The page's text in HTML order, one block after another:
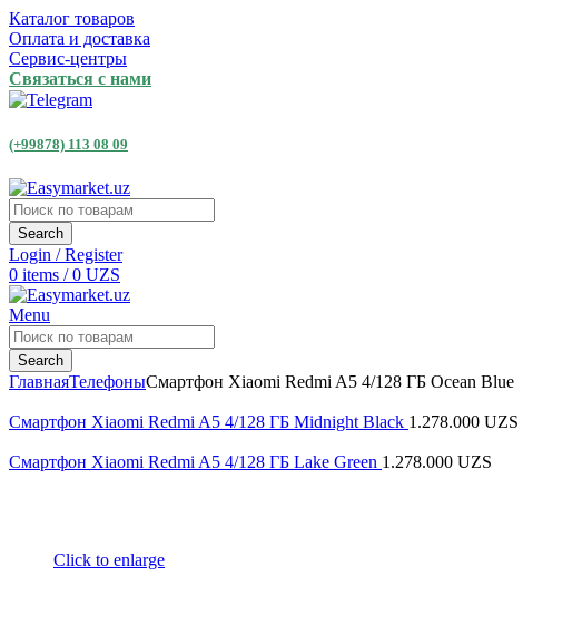
Каталог товаров
Оплата и доставка
Сервис-центры
Связаться с нами
(+99878) 113 08 09
Search
Login / Register
0 items / 0 UZS
Menu
Search
ГлавнаяТелефоныСмартфон Xiaomi Redmi A5 4/128 ГБ Ocean Blue
Смартфон Xiaomi Redmi A5 4/128 ГБ Midnight Black 1.278.000 UZS
Смартфон Xiaomi Redmi A5 4/128 ГБ Lake Green 1.278.000 UZS
Click to enlarge